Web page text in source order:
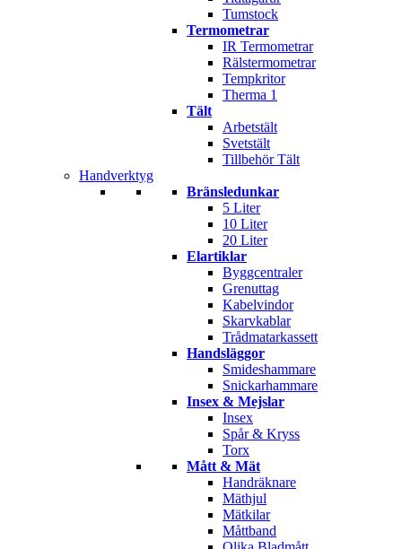
Tumstock
Termometrar
IR Termometrar
Rälstermometrar
Tempkritor
Therma 1
Tält
Arbetstält
Svetstält
Tillbehör Tält
Handverktyg
Bränsledunkar
5 Liter
10 Liter
20 Liter
Elartiklar
Byggcentraler
Grenuttag
Kabelvindor
Skarvkablar
Trådmatarkassett
Handsläggor
Smideshammare
Snickarhammare
Insex & Mejslar
Insex
Spår & Kryss
Torx
Mått & Mät
Handräknare
Mäthjul
Mätkilar
Måttband